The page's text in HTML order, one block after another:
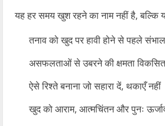
यह हर समय खुश रहने का नाम नहीं है, बल्कि
तनाव को खुद पर हावी होने से पहले
असफलताओं से उबरने की क्षमता
ऐसे रिश्ते बनाना जो सहारा दें, थकाएँ नहीं
खुद को आराम, आत्मचिंतन और पुनः